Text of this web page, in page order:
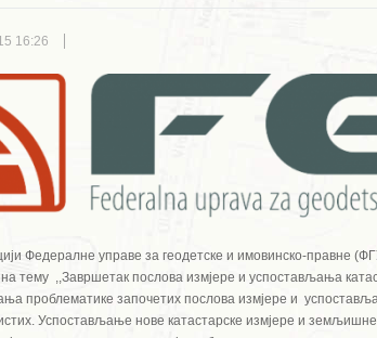
16:26
Федералне управе за геодетске и имовинско-правне
на тему ,,Завршетак послова измјере и успостављања
проблематике започетих послова измјере и
Успостављање нове катастарске измјере и